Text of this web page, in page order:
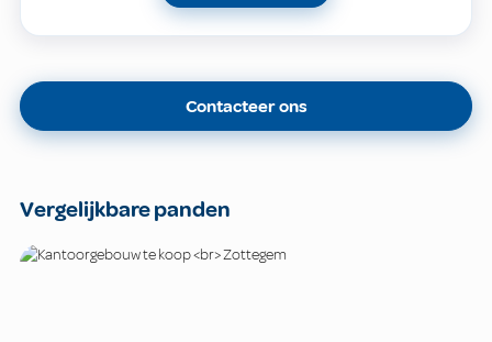
Contacteer ons
Vergelijkbare panden